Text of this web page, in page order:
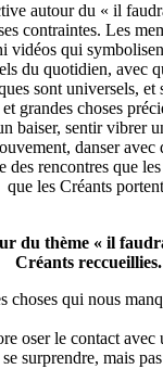
autour du « il
contraintes. Les
vidéos qui
du quotidien, avec
sont universels, et
grandes choses
baiser, sentir vibrer
danser avec
des rencontres que
que les Créants
du thème « il
Créants reccueillies.
choses qui nous
oser le contact avec
surprendre, mais